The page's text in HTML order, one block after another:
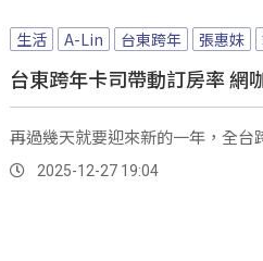
生活 A-Lin 台東跨年 張惠妹
台東跨年卡司帶動訂房率 網
再過幾天就要迎來新的一年，全台
2025-12-27 19:04